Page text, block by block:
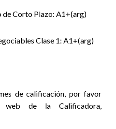
de Corto Plazo: A1+(arg)
Clase 1: A1+(arg)
de calificación, por favor
de la Calificadora,